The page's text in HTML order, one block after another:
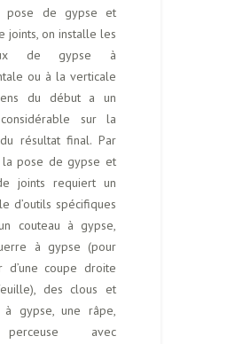
pose de gypse et
joints, on installe les
de gypse à
ou à la verticale
du début a un
sur la
résultat final. Par
la pose de gypse et
joints requiert un
d’outils spécifiques
couteau à gypse,
à gypse (pour
d’une coupe droite
des clous et
gypse, une râpe,
avec